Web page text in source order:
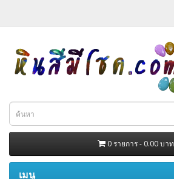
0 รายการ - 0.00 บาท
เมนู